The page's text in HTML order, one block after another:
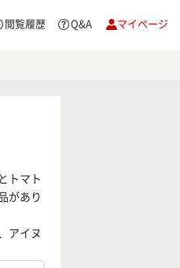
閲覧履歴 Q&A マイページ
トマト
があり
アイヌ